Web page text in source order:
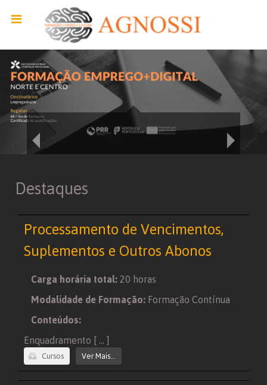
Destaques
Processamento de Vencimentos,
Suplementos e Outros Abonos
Carga horária total: 20 horas
Modalidade de Formação: Formação Contínua
Conteúdos:
Enquadramento [ ... ]
Cursos Ver Mais...